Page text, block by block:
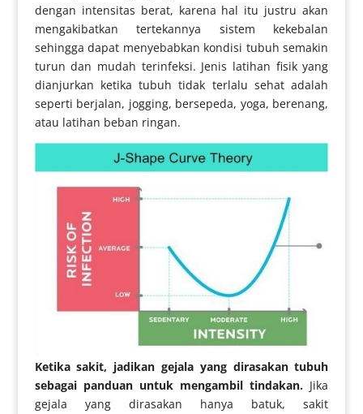
dengan intensitas berat, karena hal itu justru akan
mengakibatkan tertekannya sistem kekebalan
sehingga dapat menyebabkan kondisi tubuh semakin
turun dan mudah terinfeksi. Jenis latihan fisik yang
dianjurkan ketika tubuh tidak terlalu sehat adalah
seperti berjalan, jogging, bersepeda, yoga, berenang,
atau latihan beban ringan.
Ketika sakit, jadikan gejala yang dirasakan tubuh
sebagai panduan untuk mengambil tindakan. Jika
gejala yang dirasakan hanya batuk, sakit